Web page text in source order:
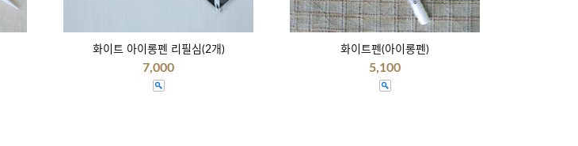
화이트 아이롱펜 리필심(2개)
7,000
화이트펜(아이롱펜)
5,100